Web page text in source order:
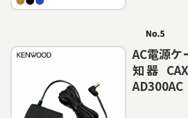
AC電源ケ
知器
AD300AC